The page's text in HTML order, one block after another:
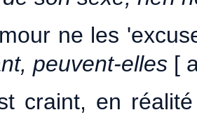
ne les
peuvent-elles[
craint, en